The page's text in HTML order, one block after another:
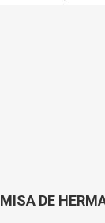
MISA DE